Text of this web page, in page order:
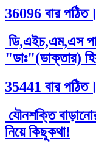
36096 বার পঠিত।
ডি,এইচ,এম,এস
"ডাঃ"(ডাক্তার)
35441 বার পঠিত।
যৌনশক্তি
নিয়ে কিছুকথা!